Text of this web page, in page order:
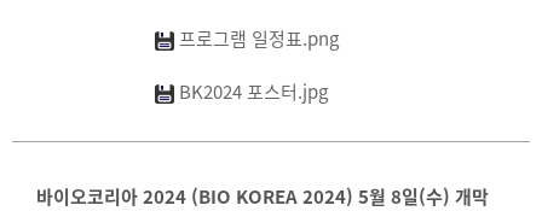
프로그램 일정표.png
BK2024 포스터.jpg
바이오코리아 2024 (BIO KOREA 2024) 5월 8일(수) 개막